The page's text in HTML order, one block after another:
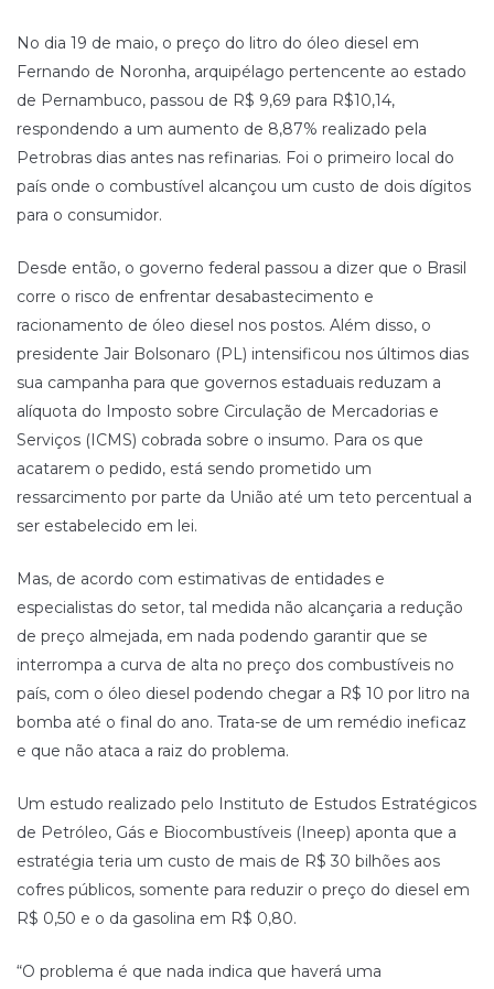
No dia 19 de maio, o preço do litro do óleo diesel em
Fernando de Noronha, arquipélago pertencente ao estado
de Pernambuco, passou de R$ 9,69 para R$10,14,
respondendo a um aumento de 8,87% realizado pela
Petrobras dias antes nas refinarias. Foi o primeiro local do
país onde o combustível alcançou um custo de dois dígitos
para o consumidor.
Desde então, o governo federal passou a dizer que o Brasil
corre o risco de enfrentar desabastecimento e
racionamento de óleo diesel nos postos. Além disso, o
presidente Jair Bolsonaro (PL) intensificou nos últimos dias
sua campanha para que governos estaduais reduzam a
alíquota do Imposto sobre Circulação de Mercadorias e
Serviços (ICMS) cobrada sobre o insumo. Para os que
acatarem o pedido, está sendo prometido um
ressarcimento por parte da União até um teto percentual a
ser estabelecido em lei.
Mas, de acordo com estimativas de entidades e
especialistas do setor, tal medida não alcançaria a redução
de preço almejada, em nada podendo garantir que se
interrompa a curva de alta no preço dos combustíveis no
país, com o óleo diesel podendo chegar a R$ 10 por litro na
bomba até o final do ano. Trata-se de um remédio ineficaz
e que não ataca a raiz do problema.
Um estudo realizado pelo Instituto de Estudos Estratégicos
de Petróleo, Gás e Biocombustíveis (Ineep) aponta que a
estratégia teria um custo de mais de R$ 30 bilhões aos
cofres públicos, somente para reduzir o preço do diesel em
R$ 0,50 e o da gasolina em R$ 0,80.
“O problema é que nada indica que haverá uma